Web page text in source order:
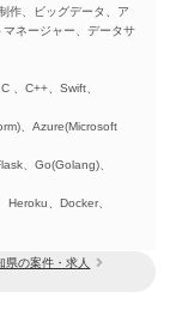
県の案件・求人
作、ビッグデータ、ア
ネージャー、データサ
、C++、Swift、
、Azure(Microsoft
、Go(Golang)、
、Docker、